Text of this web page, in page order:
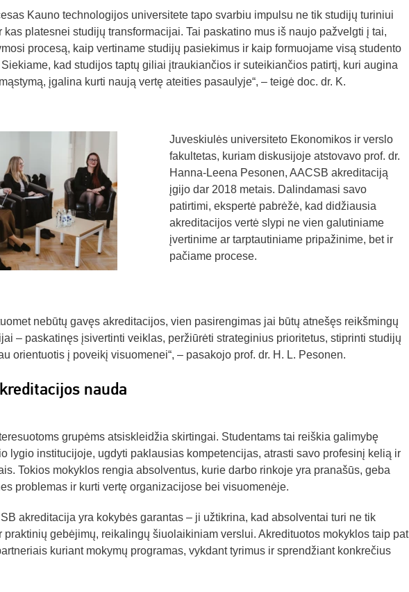
Kauno technologijos universitete tapo svarbiu impulsu ne tik studijų turiniui
kas platesnei studijų transformacijai. Tai paskatino mus iš naujo pažvelgti į tai,
procesą, kaip vertiname studijų pasiekimus ir kaip formuojame visą studento
kad studijos taptų giliai įtraukiančios ir suteikiančios patirtį, kuri augina
įgalina kurti naują vertę ateities pasaulyje“, – teigė doc. dr. K.
Juveskiulės universiteto Ekonomikos ir verslo
fakultetas, kuriam diskusijoje atstovavo prof. dr.
Hanna-Leena Pesonen, AACSB akreditaciją
įgijo dar 2018 metais. Dalindamasi savo
patirtimi, ekspertė pabrėžė, kad didžiausia
akreditacijos vertė slypi ne vien galutiniame
įvertinime ar tarptautiniame pripažinime, bet ir
pačiame procese.
nebūtų gavęs akreditacijos, vien pasirengimas jai būtų atnešęs reikšmingų
– paskatinęs įsivertinti veiklas, peržiūrėti strateginius prioritetus, stiprinti studijų
orientuotis į poveikį visuomenei“, – pasakojo prof. dr. H. L. Pesonen.
nauda
grupėms atsiskleidžia skirtingai. Studentams tai reiškia galimybę
lygio institucijoje, ugdyti paklausias kompetencijas, atrasti savo profesinį kelią ir
Tokios mokyklos rengia absolventus, kurie darbo rinkoje yra pranašūs, geba
problemas ir kurti vertę organizacijose bei visuomenėje.
akreditacija yra kokybės garantas – ji užtikrina, kad absolventai turi ne tik
praktinių gebėjimų, reikalingų šiuolaikiniam verslui. Akredituotos mokyklos taip pat
kuriant mokymų programas, vykdant tyrimus ir sprendžiant konkrečius